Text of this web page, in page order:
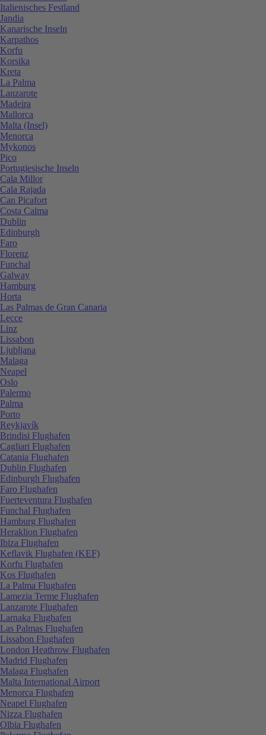
Italienisches Festland
Jandia
Kanarische Inseln
Karpathos
Korfu
Korsika
Kreta
La Palma
Lanzarote
Madeira
Mallorca
Malta (Insel)
Menorca
Mykonos
Pico
Portugiesische Inseln
Cala Millor
Cala Rajada
Can Picafort
Costa Calma
Dublin
Edinburgh
Faro
Florenz
Funchal
Galway
Hamburg
Horta
Las Palmas de Gran Canaria
Lecce
Linz
Lissabon
Ljubljana
Malaga
Neapel
Oslo
Palermo
Palma
Porto
Reykjavík
Brindisi Flughafen
Cagliari Flughafen
Catania Flughafen
Dublin Flughafen
Edinburgh Flughafen
Faro Flughafen
Fuerteventura Flughafen
Funchal Flughafen
Hamburg Flughafen
Heraklion Flughafen
Ibiza Flughafen
Keflavik Flughafen (KEF)
Korfu Flughafen
Kos Flughafen
La Palma Flughafen
Lamezia Terme Flughafen
Lanzarote Flughafen
Larnaka Flughafen
Las Palmas Flughafen
Lissabon Flughafen
London Heathrow Flughafen
Madrid Flughafen
Malaga Flughafen
Malta International Airport
Menorca Flughafen
Neapel Flughafen
Nizza Flughafen
Olbia Flughafen